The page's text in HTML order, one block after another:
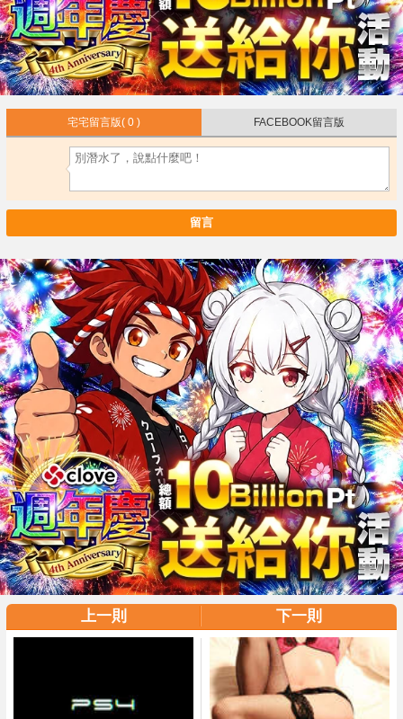
宅宅留言版( 0 ) FACEBOOK留言版
留言
上一則 下一則